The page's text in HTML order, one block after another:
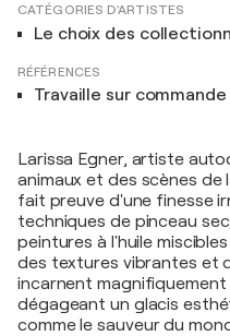
CATÉGORIES D'ARTISTES
Le choix des
RÉFÉRENCES
Travaille sur commande
Larissa Egner, artiste
animaux et des scènes de
fait preuve d'une finesse
techniques de pinceau
peintures à l'huile
des textures vibrantes et
incarnent magnifiquement
dégageant un glacis
comme le sauveur du